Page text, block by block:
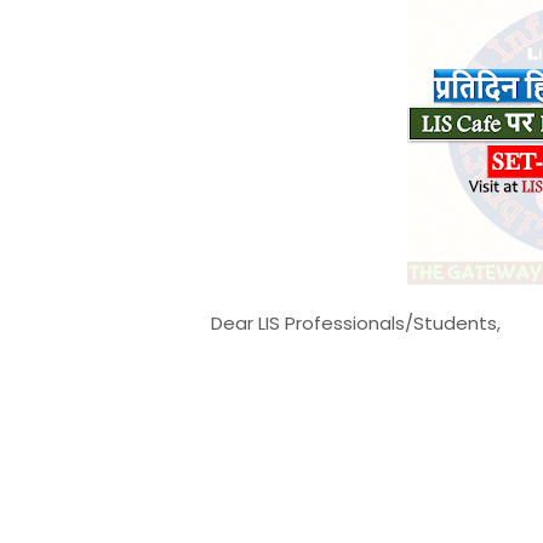
Dear LIS Professionals/Students,